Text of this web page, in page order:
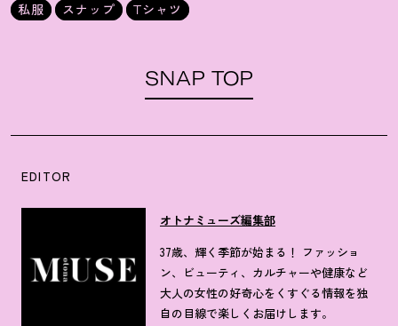
私服 スナップ Tシャツ
SNAP TOP
EDITOR
オトナミューズ編集部
37歳、輝く季節が始まる！ ファッショ
ン、ビューティ、カルチャーや健康など
大人の女性の好奇心をくすぐる情報を独
自の目線で楽しくお届けします。